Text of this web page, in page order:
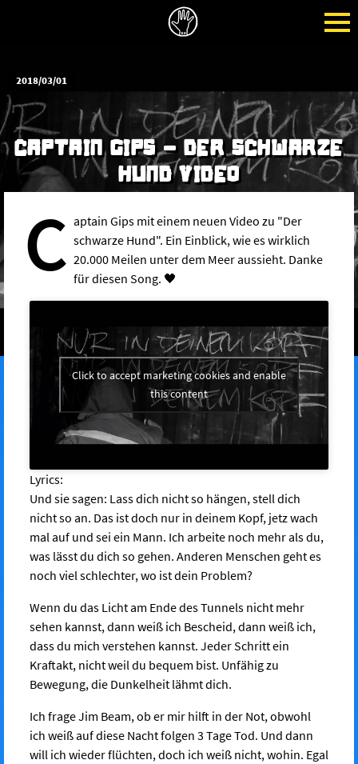
2018/03/01
CAPTAIN GIPS - DER SCHWARZE
HUND VIDEO
C aptain Gips mit einem neuen Video zu "Der
schwarze Hund". Ein Einblick, wie es wirklich
20.000 Meilen unter dem Meer aussieht. Danke
für diesen Song. 🖤
Click to accept marketing cookies and enable
this content
Lyrics:
Und sie sagen: Lass dich nicht so hängen, stell dich
nicht so an. Das ist doch nur in deinem Kopf, jetz wach
mal auf und sei ein Mann. Ich arbeite noch mehr als du,
was lässt du dich so gehen. Anderen Menschen geht es
noch viel schlechter, wo ist dein Problem?
Wenn du das Licht am Ende des Tunnels nicht mehr
sehen kannst, dann weiß ich Bescheid, dann weiß ich,
dass du mich verstehen kannst. Jeder Schritt ein
Kraftakt, nicht weil du bequem bist. Unfähig zu
Bewegung, die Dunkelheit lähmt dich.
Ich frage Jim Beam, ob er mir hilft in der Not, obwohl
ich weiß auf diese Nacht folgen 3 Tage Tod. Und dann
will ich wieder flüchten, doch ich weiß nicht, wohin. Egal